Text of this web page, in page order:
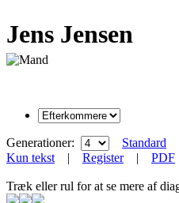
Jens Jensen
Generationer: Standard
Kun tekst | Register| PDF
Træk eller rul for at se mere af